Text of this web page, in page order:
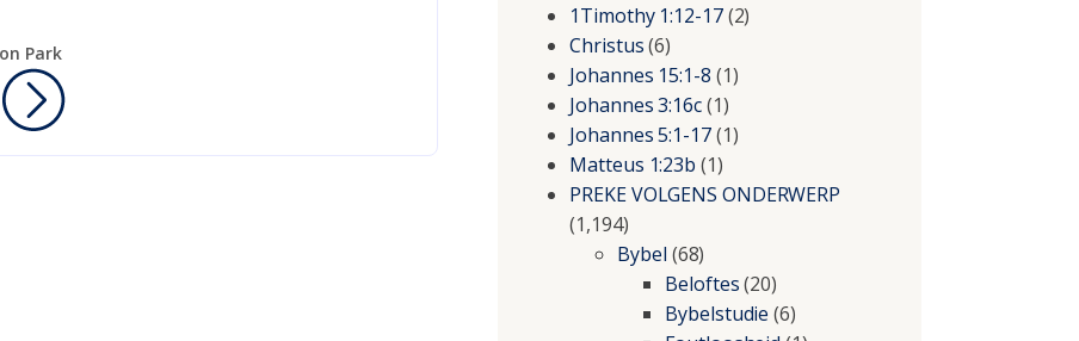
Park
1Timothy 1:12-17(2)
Christus(6)
Johannes 15:1-8 (1)
Johannes 3:16c(1)
Johannes 5:1-17(1)
Matteus 1:23b (1)
PREKE VOLGENS ONDERWERP
(1,194)
Bybel (68)
Beloftes(20)
Bybelstudie (6)